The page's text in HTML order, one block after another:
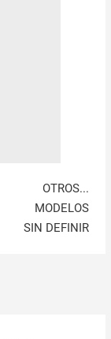
OTROS...
MODELOS
SIN DEFINIR